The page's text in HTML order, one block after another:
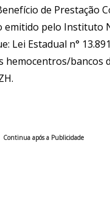
de Prestação
pelo Instituto
Lei Estadual n°
hemocentros/bancos
Continua após a Publicidade